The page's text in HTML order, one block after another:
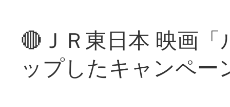
🔴ＪＲ東日本 映画
ップしたキャンペー